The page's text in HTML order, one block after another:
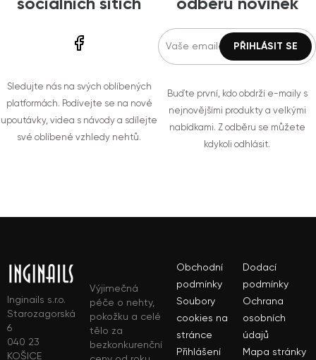
sociálních sítích
Sledujte nás na svých oblíbených
platformách. Podívejte se na nové
upoutávky, videa s návody a sdílejte
své oblíbené vzhledy nehtů.
odběru novinek
Buďte první, kdo obdrží e-maily s
nejnovějšími produkty a velkými
nabídkami. Z odběru se můžete
kdykoli odhlásit.
Inginails s.r.o.
Starozagorská
6
040 23
KOŠICE
Výjimečná
péče o nehty,
pokožku a celé
tělo za
bezkonkurenční
Obchodní
podmínky
Dodací
podmínky
Soubory
cookies na
stránce
Ochrana
osobních
údajů
Přihlášení
Mapa stránky